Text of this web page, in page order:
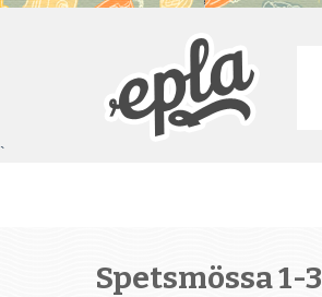
`
Spetsmössa 1-